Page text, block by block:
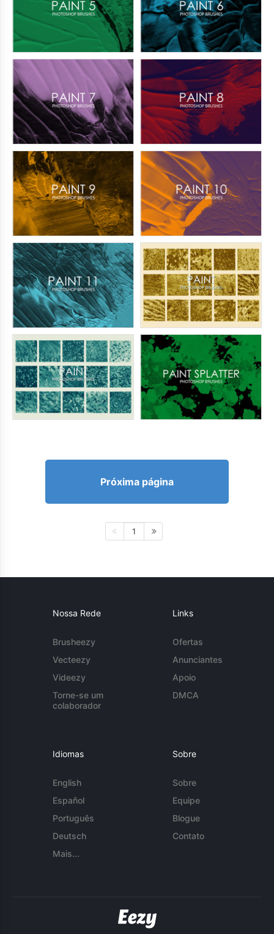
Próxima página
1
Nossa Rede
Brusheezy
Vecteezy
Videezy
Torne-se um
colaborador
Links
Ofertas
Anunciantes
Apoio
DMCA
Idiomas
English
Español
Português
Deutsch
Mais...
Sobre
Sobre
Equipe
Blogue
Contato